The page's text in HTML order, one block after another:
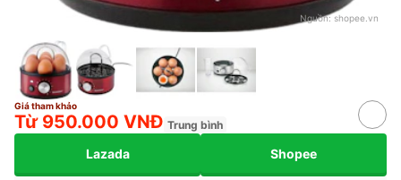
Nguồn:shopee.vn
Giá tham khảo
Từ 950.000 VNĐ Trung bình
Lazada Shopee